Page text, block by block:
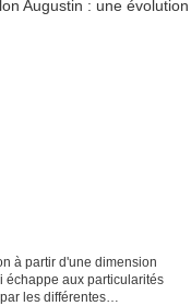
à partir d'une dimension
échappe aux particularités
les différentes